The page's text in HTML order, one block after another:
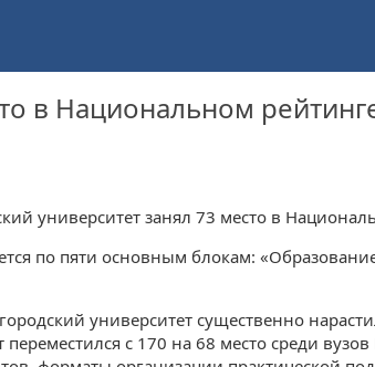
в Национальном
университет занял 73 место в
по пяти основным блокам:
университет существенно
переместился с 170 на 68 место среди